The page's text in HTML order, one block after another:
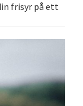
frisyr på ett